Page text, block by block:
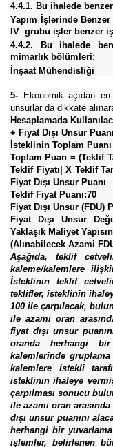
4.4.1. Bu ihalede
Yapım İşlerinde
IV grubu işler benzer
4.4.2. Bu ihalede
mimarlık bölümleri:
İnşaat Mühendisliği
5- Ekonomik açıdan
unsurlar da dikkate
Hesaplamada
+ Fiyat Dışı Unsur Puanı
İsteklinin Toplam
Toplam Puan = (Teklif
Teklif Fiyatı| X Teklif
Fiyat Dışı Unsur Puanı
Teklif Fiyat Puanı:70
Fiyat Dışı Unsur (FDU)
Fiyat Dışı Unsur
Yaklaşık Maliyet
(Alınabilecek Azami
Aşağıda, teklif
kaleme/kalemlere
İsteklinin teklif
teklifler, isteklinin
100 ile çarpılacak,
ile azami oran
fiyat dışı unsur
oranda herhangi bir
kalemlerinde
kalemlere istekli
isteklinin ihaleye
çarpılması sonucu
ile azami oran
dışı unsur puanını
herhangi bir
işlemler, belirlenen